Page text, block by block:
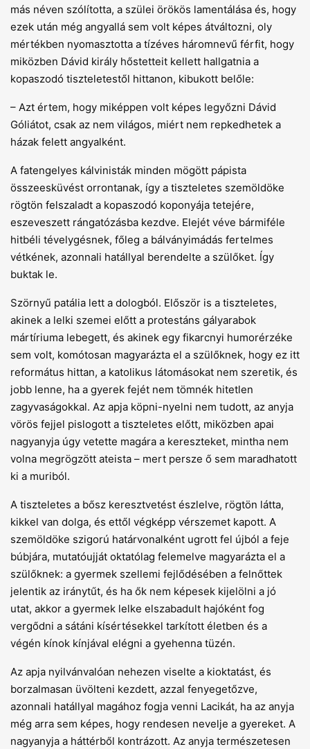
más néven szólította, a szülei örökös lamentálása és, hogy
ezek után még angyallá sem volt képes átváltozni, oly
mértékben nyomasztotta a tízéves háromnevű férfit, hogy
miközben Dávid király hőstetteit kellett hallgatnia a
kopaszodó tiszteletestől hittanon, kibukott belőle:
– Azt értem, hogy miképpen volt képes legyőzni Dávid
Góliátot, csak az nem világos, miért nem repkedhetek a
házak felett angyalként.
A fatengelyes kálvinisták minden mögött pápista
összeesküvést orrontanak, így a tiszteletes szemöldöke
rögtön felszaladt a kopaszodó koponyája tetejére,
eszeveszett rángatózásba kezdve. Elejét véve bármiféle
hitbéli tévelygésnek, főleg a bálványimádás fertelmes
vétkének, azonnali hatállyal berendelte a szülőket. Így
buktak le.
Szörnyű patália lett a dologból. Először is a tiszteletes,
akinek a lelki szemei előtt a protestáns gályarabok
mártíriuma lebegett, és akinek egy fikarcnyi humorérzéke
sem volt, komótosan magyarázta el a szülőknek, hogy ez itt
református hittan, a katolikus látomásokat nem szeretik, és
jobb lenne, ha a gyerek fejét nem tömnék hitetlen
zagyvaságokkal. Az apja köpni-nyelni nem tudott, az anyja
vörös fejjel pislogott a tiszteletes előtt, miközben apai
nagyanyja úgy vetette magára a kereszteket, mintha nem
volna megrögzött ateista – mert persze ő sem maradhatott
ki a muriból.
A tiszteletes a bősz keresztvetést észlelve, rögtön látta,
kikkel van dolga, és ettől végképp vérszemet kapott. A
szemöldöke szigorú határvonalként ugrott fel újból a feje
búbjára, mutatóujját oktatólag felemelve magyarázta el a
szülőknek: a gyermek szellemi fejlődésében a felnőttek
jelentik az iránytűt, és ha ők nem képesek kijelölni a jó
utat, akkor a gyermek lelke elszabadult hajóként fog
vergődni a sátáni kísértésekkel tarkított életben és a
végén kínok kínjával elégni a gyehenna tüzén.
Az apja nyilvánvalóan nehezen viselte a kioktatást, és
borzalmasan üvölteni kezdett, azzal fenyegetőzve,
azonnali hatállyal magához fogja venni Lacikát, ha az anyja
még arra sem képes, hogy rendesen nevelje a gyereket. A
nagyanyja a háttérből kontrázott. Az anyja természetesen